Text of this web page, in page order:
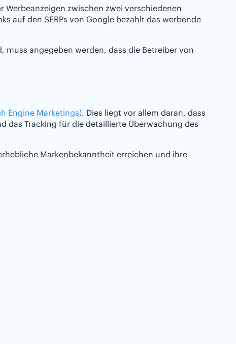
Werbeanzeigen zwischen zwei verschiedenen
auf den SERPs von Google bezahlt das werbende
muss angegeben werden, dass die Betreiber von
Engine Marketings). Dies liegt vor allem daran, dass
das Tracking für die detaillierte Überwachung des
Markenbekanntheit erreichen und ihre